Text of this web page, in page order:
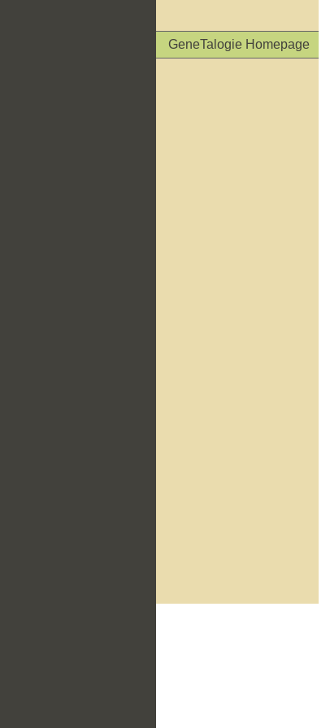
GeneTalogie Homepage